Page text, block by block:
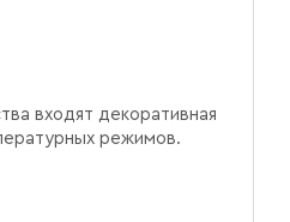
входят декоративная
режимов.